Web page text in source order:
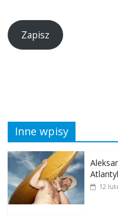
Zapisz
Inne wpisy
12